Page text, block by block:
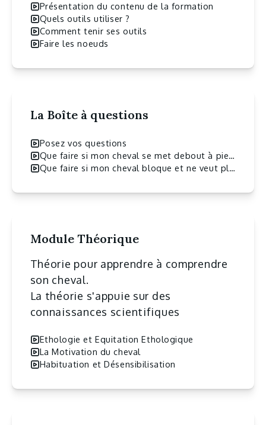
Présentation du contenu de la formation
Quels outils utiliser ?
Comment tenir ses outils
Faire les noeuds
La Boîte à questions
Posez vos questions
Que faire si mon cheval se met debout à pied en extérieur ?
Que faire si mon cheval bloque et ne veut plus avancer dans le chemin ?
Module Théorique
Théorie pour apprendre à comprendre
son cheval.
La théorie s'appuie sur des
connaissances scientifiques
Ethologie et Equitation Ethologique
La Motivation du cheval
Habituation et Désensibilisation